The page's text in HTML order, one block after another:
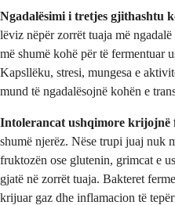
Ngadalësimi i tretjes gjithashtu
lëviz nëpër zorrët tuaja më
më shumë kohë për të fermentuar
Kapsllëku, stresi, mungesa e
mund të ngadalësojnë kohën e
Intolerancat ushqimore krijojnë
shumë njerëz. Nëse trupi juaj nuk
fruktozën ose glutenin, grimcat e
gjatë në zorrët tuaja. Bakteret
krijuar gaz dhe inflamacion të